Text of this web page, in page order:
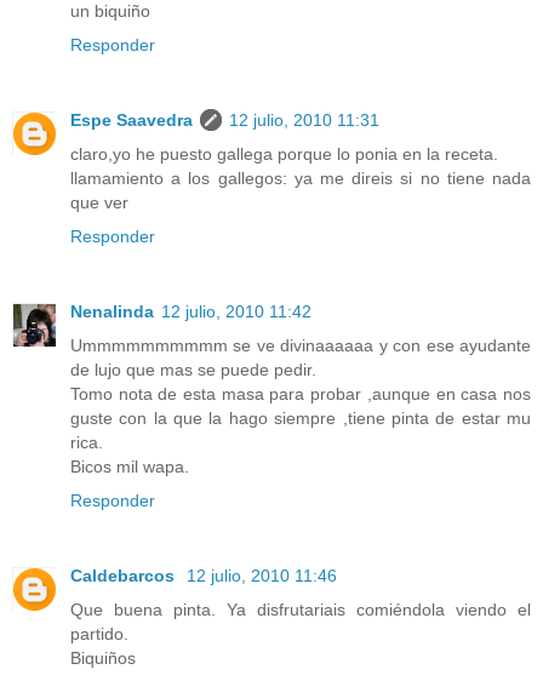
un biquiño
Responder
Espe Saavedra
12 julio, 2010 11:31
claro,yo he puesto gallega porque lo ponia en la receta.
llamamiento a los gallegos: ya me direis si no tiene nada
que ver
Responder
Nenalinda 12 julio, 2010 11:42
Ummmmmmmmmm se ve divinaaaaaa y con ese ayudante
de lujo que mas se puede pedir.
Tomo nota de esta masa para probar ,aunque en casa nos
guste con la que la hago siempre ,tiene pinta de estar mu
rica.
Bicos mil wapa.
Responder
Caldebarcos
12 julio, 2010 11:46
Que buena pinta. Ya disfrutariais comiéndola viendo el
partido.
Biquiños